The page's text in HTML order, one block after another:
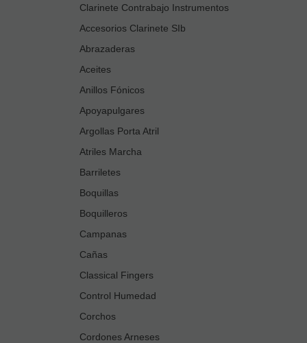
Clarinete Contrabajo Instrumentos
Accesorios Clarinete SIb
Abrazaderas
Aceites
Anillos Fónicos
Apoyapulgares
Argollas Porta Atril
Atriles Marcha
Barriletes
Boquillas
Boquilleros
Campanas
Cañas
Classical Fingers
Control Humedad
Corchos
Cordones Arneses